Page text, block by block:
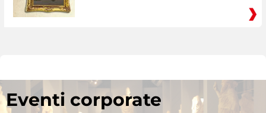
Eventi corporate